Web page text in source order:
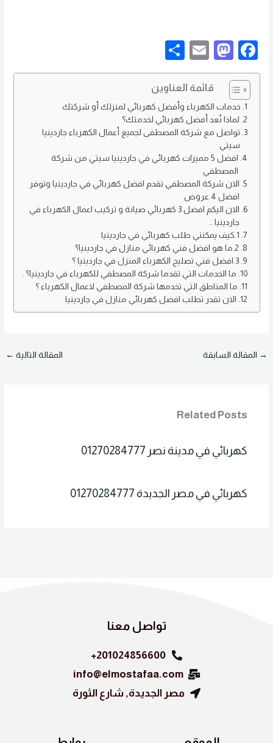
F
a
c
e
b
o
o
k
M
as
to
d
o
E
m
ail
h
ar
e
قائمة العناوين
خدمات الكهرباء وأفضل كهربائي لمنزلك أو شركتك
لماذا نُعد أفضل كهربائي لخدمتك؟
تواصل مع شركة المصطفى لجميع أعمال الكهرباء جاردينيا
سيتي
افضل 5 مميزات كهربائي في جاردينيا سيتي من شركة
المصطفي
الان شركة المصطفي تقدم افضل كهربائي في جاردينيا وتوفر
افضل 4 عروض
الان اليكم افضل 3 كهربائي صيانة و تركيب اعمال الكهرباء في
جاردينيا ..
1.كيف يمكنني طلب كهربائي في جاردينيا
2.ما هو افضل فني كهربائي منازل في جاردينيا؟
3.افضل فني تصليح الكهرباء المنزل في جاردينيا ؟
ما الخدمات التي تقدما شركة المصطفي للكهرباء في جاردينيا؟ .
ما المناطق التي تخدمها شركة المصطفي لاعمال الكهرباء ؟
الان تقدر تطلب افضل كهربائي منازل في جاردينيا
→ المقالة السابقة المقالة التالية ←
Related Posts
كهربائي في مدينة نصر 01270284777
كهربائي في مصر الجديدة 01270284777
تواصل معنا
201024856600+
info@elmostafaa.com
مصر الجديدة, شارع الثورة